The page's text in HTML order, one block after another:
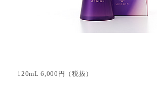
120mL 6,000円（税抜）